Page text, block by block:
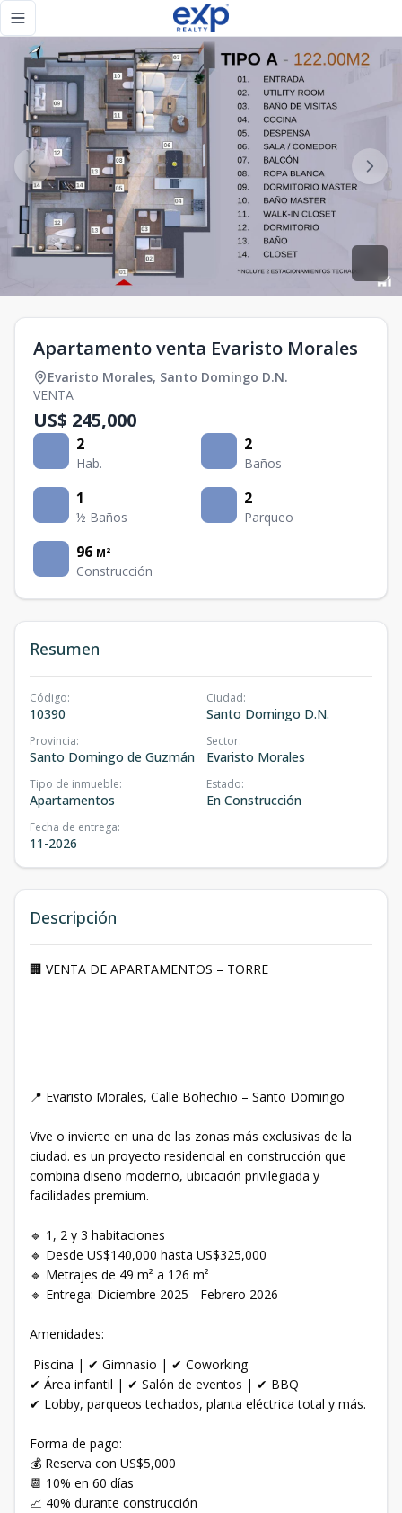
Toggle navigation menu
Apartamento venta Evaristo Morales
Evaristo Morales, Santo Domingo D.N.
VENTA
US$ 245,000
2
Hab.
2
Baños
1
½ Baños
2
Parqueo
96 M²
Construcción
Resumen
Código:
10390
Ciudad:
Santo Domingo D.N.
Provincia:
Santo Domingo de Guzmán
Sector:
Evaristo Morales
Tipo de inmueble:
Apartamentos
Estado:
En Construcción
Fecha de entrega:
11-2026
Descripción
🏢 VENTA DE APARTAMENTOS – TORRE
📍 Evaristo Morales, Calle Bohechio – Santo Domingo
Vive o invierte en una de las zonas más exclusivas de la
ciudad. es un proyecto residencial en construcción que
combina diseño moderno, ubicación privilegiada y
facilidades premium.
🔹 1, 2 y 3 habitaciones
🔹 Desde US$140,000 hasta US$325,000
🔹 Metrajes de 49 m² a 126 m²
🔹 Entrega: Diciembre 2025 - Febrero 2026
Amenidades:
Piscina | ✔ Gimnasio | ✔ Coworking
✔ Área infantil | ✔ Salón de eventos | ✔ BBQ
✔ Lobby, parqueos techados, planta eléctrica total y más.
Forma de pago:
💰 Reserva con US$5,000
📆 10% en 60 días
📈 40% durante construcción
Apartamento venta Evaristo Morales - eXp Realty